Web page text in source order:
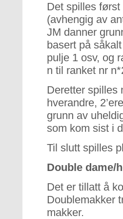
Det spilles
(avhengig av
JM danner
basert på
pulje 1 osv, og
n til ranket nr
Deretter spilles
hverandre,
grunn av
som kom sist i
Til slutt spilles
Double dame/
Det er tillatt å
Doublemakker
makker.